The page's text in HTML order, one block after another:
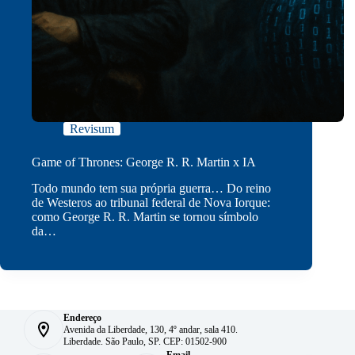
Revisum
Game of Thrones: George R. R. Martin x IA
Todo mundo tem sua própria guerra… Do reino
de Westeros ao tribunal federal de Nova Iorque:
como George R. R. Martin se tornou símbolo
da…
Endereço
Avenida da Liberdade, 130, 4º andar, sala 410.
Liberdade. São Paulo, SP. CEP: 01502-900